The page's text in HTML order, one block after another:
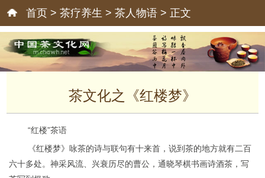
首页 > 茶疗养生 > 茶人物语 > 正文
茶文化之《红楼梦》
“红楼”茶语
《红楼梦》咏茶的诗与联句有十来首，说到茶的地方就有二百
六十多处。神采风流、兴衰历尽的曹公，通晓琴棋书画诗酒茶，写